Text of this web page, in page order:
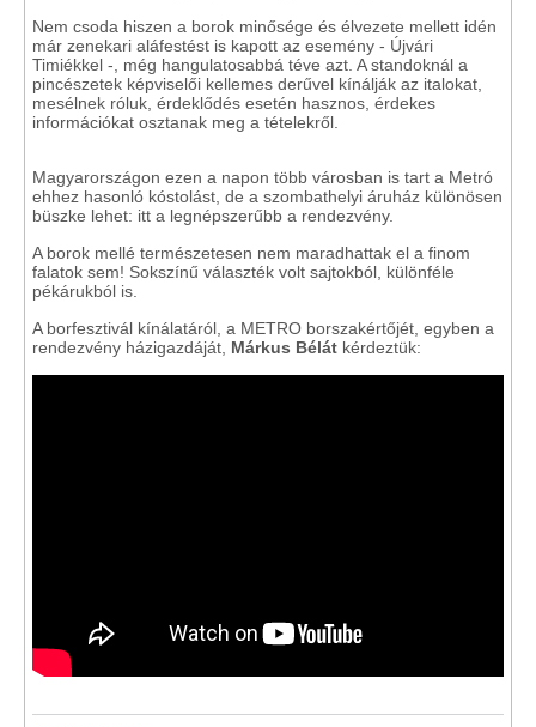
Nem csoda hiszen a borok minősége és élvezete mellett idén
már zenekari aláfestést is kapott az esemény - Újvári
Timiékkel -, még hangulatosabbá téve azt. A standoknál a
pincészetek képviselői kellemes derűvel kínálják az italokat,
mesélnek róluk, érdeklődés esetén hasznos, érdekes
információkat osztanak meg a tételekről.
Magyarországon ezen a napon több városban is tart a Metró
ehhez hasonló kóstolást, de a szombathelyi áruház különösen
büszke lehet: itt a legnépszerűbb a rendezvény.
A borok mellé természetesen nem maradhattak el a finom
falatok sem! Sokszínű választék volt sajtokból, különféle
pékárukból is.
A borfesztivál kínálatáról, a METRO borszakértőjét, egyben a
rendezvény házigazdáját, Márkus Bélát kérdeztük: